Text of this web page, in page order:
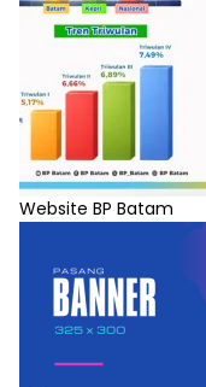
Website BP Batam